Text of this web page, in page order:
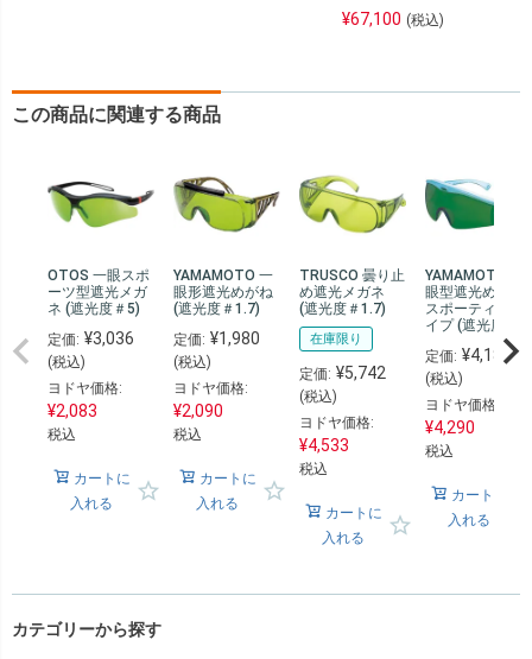
¥67,100 (税込)
この商品に関連する商品
OTOS 一眼スポ
ーツ型遮光メガ
ネ (遮光度＃5)
定価: ¥3,036
(税込)
ヨドヤ価格:
¥2,083
税込
カートに
入れる
YAMAMOTO 一
眼形遮光めがね
(遮光度＃1.7)
定価: ¥1,980
(税込)
ヨドヤ価格:
¥2,090
税込
カートに
入れる
TRUSCO 曇り止
め遮光メガネ
(遮光度＃1.7)
在庫限り
定価: ¥5,742
(税込)
ヨドヤ価格:
¥4,533
税込
カートに
入れる
YAMAMOTO 一
眼型遮光めがね
スポーティータ
イプ (遮光度＃3)
定価: ¥4,180
(税込)
ヨドヤ価格:
¥4,290
税込
カートに
入れる
カテゴリーから探す